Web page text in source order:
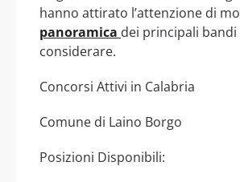
hanno attirato l’attenzione di
panoramica dei principali bandi
considerare.
Concorsi Attivi in Calabria
Comune di Laino Borgo
Posizioni Disponibili: